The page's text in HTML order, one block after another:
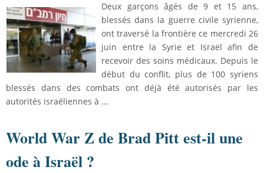
Deux garçons âgés de 9 et 15 ans,
blessés dans la guerre civile syrienne,
ont traversé la frontière ce mercredi 26
juin entre la Syrie et Israël afin de
recevoir des soins médicaux. Depuis le
début du conflit, plus de 100 syriens
blessés dans des combats ont déjà été autorisés par les
autorités israéliennes à ...
World War Z de Brad Pitt est-il une
ode à Israël ?